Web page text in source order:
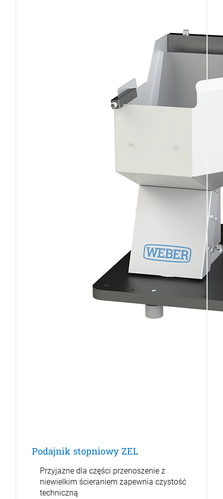
Podajnik stopniowy ZEL
Przyjazne dla części przenoszenie z
niewielkim ścieraniem zapewnia czystość
techniczną